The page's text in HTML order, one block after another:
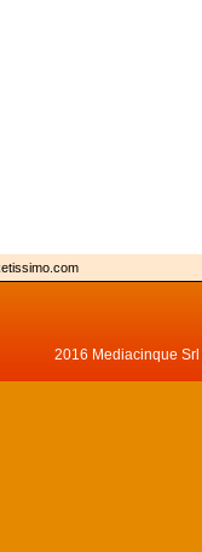
2016 Mediacinque Srl